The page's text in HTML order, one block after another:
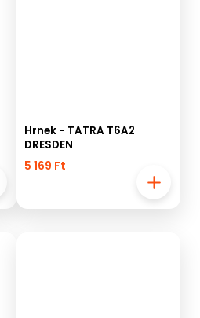
Hrnek - TATRA T6A2
DRESDEN
5 169 Ft